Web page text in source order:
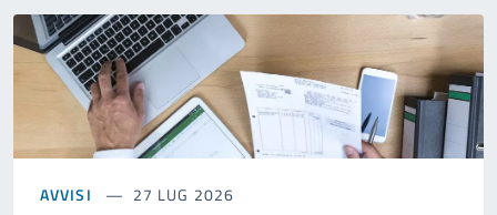
AVVISI 27 LUG 2026